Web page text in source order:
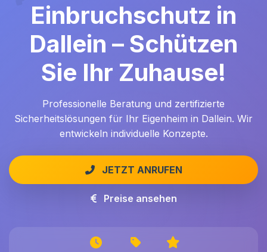
Einbruchschutz in
Dallein – Schützen
Sie Ihr Zuhause!
Professionelle Beratung und zertifizierte
Sicherheitslösungen für Ihr Eigenheim in Dallein. Wir
entwickeln individuelle Konzepte.
JETZT ANRUFEN
Preise ansehen